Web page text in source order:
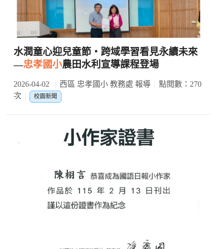
水潤童心迎兒童節・跨域學習看見永續未來
—忠孝國小農田水利宣導課程登場
2026-04-02 西區 忠孝國小 教務處 報導
點閱數：270
次
校園新聞